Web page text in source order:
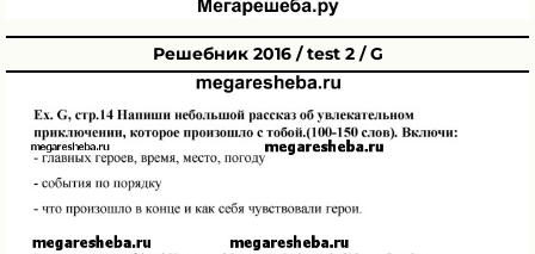
Решебник 2016 / test 2 / G